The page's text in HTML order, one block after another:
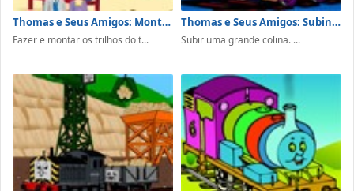
Thomas e Seus Amigos: Montar Trilhos de Trem
Fazer e montar os trilhos do t...
Thomas e Seus Amigos: Subindo o Morro
Subir uma grande colina. ...